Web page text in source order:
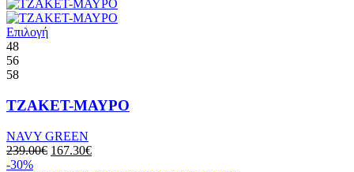
Επιλογή
48
56
58
ΤΖΑΚΕΤ-ΜΑΥΡΟ
NAVY GREEN
239.00€ 167.30€
-30%